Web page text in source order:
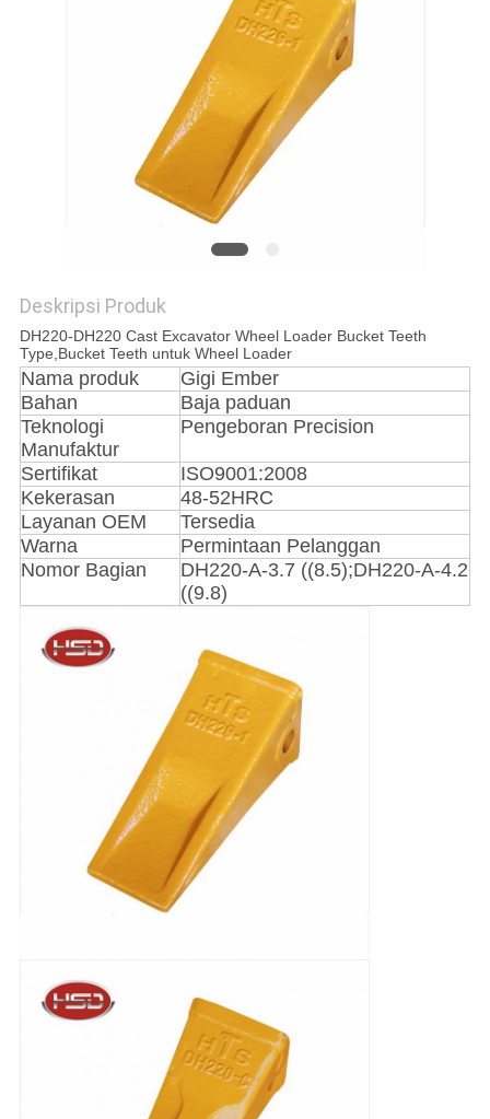
Deskripsi Produk
DH220-DH220 Cast Excavator Wheel Loader Bucket Teeth
Type,Bucket Teeth untuk Wheel Loader
Nama produk
Gigi Ember
Bahan
Baja paduan
Teknologi
Manufaktur
Pengeboran Precision
Sertifikat
ISO9001:2008
Kekerasan
48-52HRC
Layanan OEM
Tersedia
Warna
Permintaan Pelanggan
Nomor Bagian
DH220-A-3.7 ((8.5);DH220-A-4.2
((9.8)